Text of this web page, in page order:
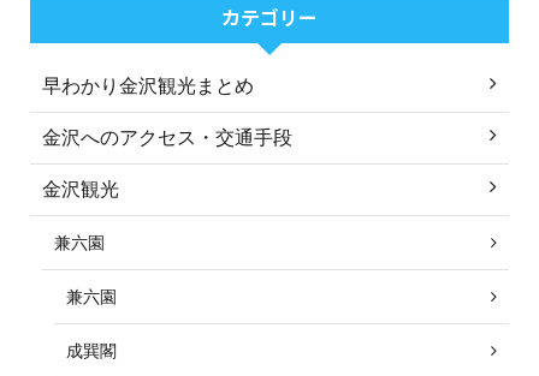
カテゴリー
早わかり金沢観光まとめ
金沢へのアクセス・交通手段
金沢観光
兼六園
兼六園
成巽閣